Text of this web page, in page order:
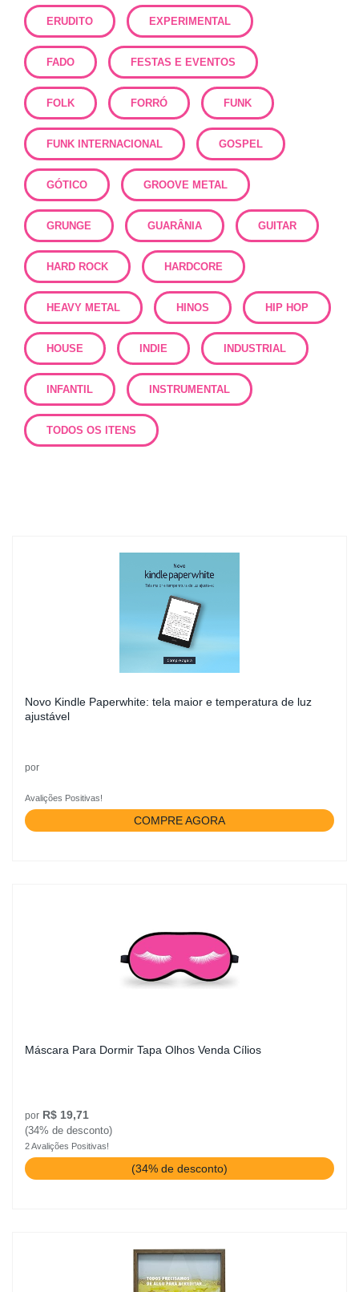
ERUDITO EXPERIMENTAL
FADO FESTAS E EVENTOS
FOLK FORRÓ FUNK
FUNK INTERNACIONAL GOSPEL
GÓTICO GROOVE METAL
GRUNGE GUARÂNIA GUITAR
HARD ROCK HARDCORE
HEAVY METAL HINOS HIP HOP
HOUSE INDIE INDUSTRIAL
INFANTIL INSTRUMENTAL
TODOS OS ITENS
Novo Kindle Paperwhite: tela maior e temperatura de luz
ajustável
por
Avalições Positivas!
COMPRE AGORA
Máscara Para Dormir Tapa Olhos Venda Cílios
por R$ 19,71
(34% de desconto)
2 Avalições Positivas!
(34% de desconto)